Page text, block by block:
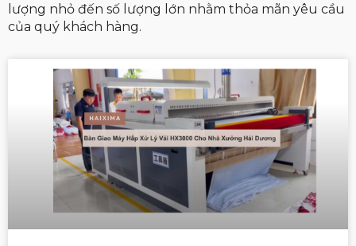
lượng nhỏ đến số lượng lớn nhằm thỏa mãn yêu cầu
của quý khách hàng.